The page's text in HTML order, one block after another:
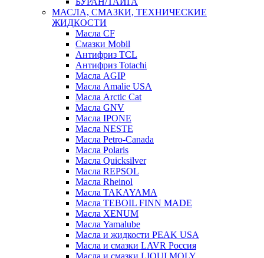
МАСЛА, СМАЗКИ, ТЕХНИЧЕСКИЕ
ЖИДКОСТИ
Масла CF
Смазки Mobil
Антифриз TCL
Антифриз Totachi
Масла AGIP
Масла Amalie USA
Масла Arctic Cat
Масла GNV
Масла IPONE
Масла NESTE
Масла Petro-Canada
Масла Polaris
Масла Quicksilver
Масла REPSOL
Масла Rheinol
Масла TAKAYAMA
Масла TEBOIL FINN MADE
Масла XENUM
Масла Yamalube
Масла и жидкости PEAK USA
Масла и смазки LAVR Россия
Масла и смазки LIQUI MOLY